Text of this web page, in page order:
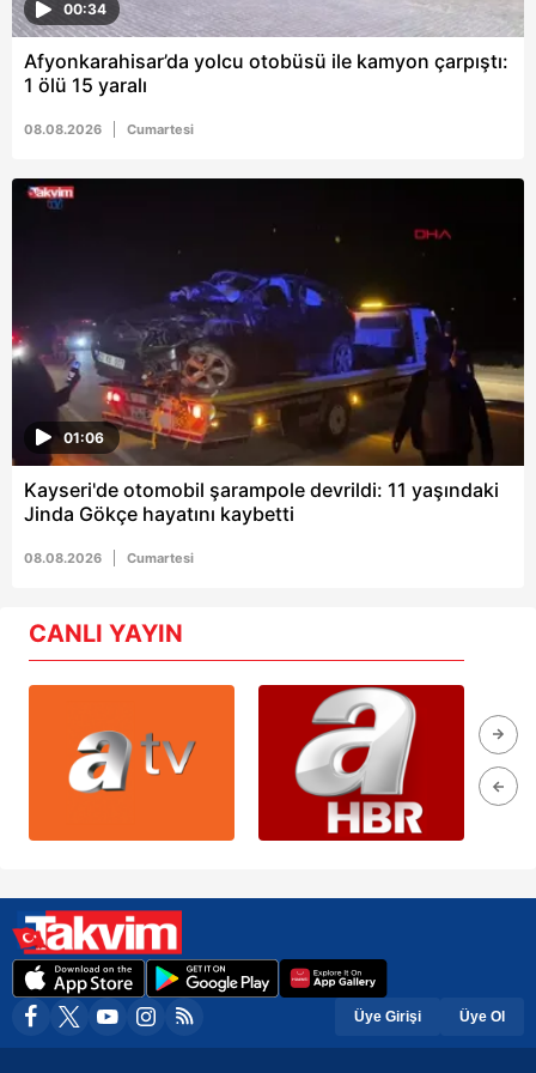
00:34
Afyonkarahisar’da yolcu otobüsü ile kamyon çarpıştı:
1 ölü 15 yaralı
08.08.2026 Cumartesi
01:06
Kayseri'de otomobil şarampole devrildi: 11 yaşındaki
Jinda Gökçe hayatını kaybetti
08.08.2026 Cumartesi
CANLI YAYIN
Üye Girişi Üye Ol